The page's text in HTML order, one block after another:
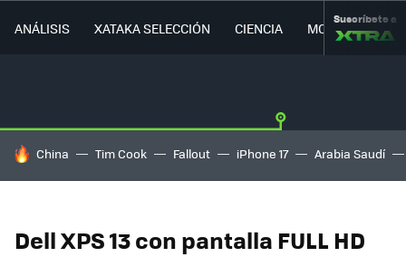
ANÁLISIS XATAKA SELECCIÓN CIENCIA MOVILIDAD
Suscríbete a
HOY SE HABLA DE
China Tim Cook Fallout iPhone 17 Arabia Saudí
Dell XPS 13 con pantalla FULL HD